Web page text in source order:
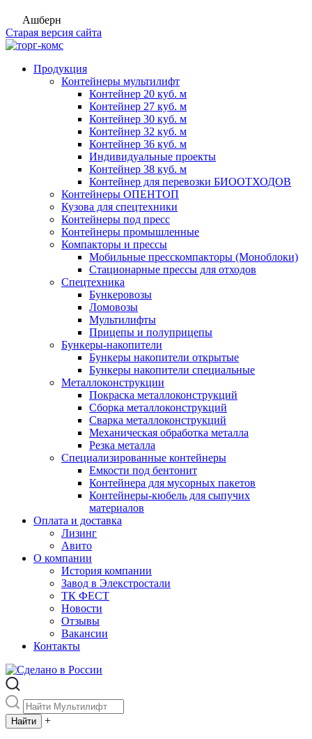
Ашберн
Старая версия сайта
Продукция
Контейнеры мультилифт
Контейнер 20 куб. м
Контейнер 27 куб. м
Контейнер 30 куб. м
Контейнер 32 куб. м
Контейнер 36 куб. м
Индивидуальные проекты
Контейнер 38 куб. м
Контейнер для перевозки БИООТХОДОВ
Контейнеры ОПЕНТОП
Кузова для спецтехники
Контейнеры под пресс
Контейнеры промышленные
Компакторы и прессы
Мобильные пресскомпакторы (Моноблоки)
Стационарные прессы для отходов
Спецтехника
Бункеровозы
Ломовозы
Мультилифты
Прицепы и полуприцепы
Бункеры-накопители
Бункеры накопители открытые
Бункеры накопители специальные
Металлоконструкции
Покраска металлоконструкций
Сборка металлоконструкций
Сварка металлоконструкций
Механическая обработка металла
Резка металла
Специализированные контейнеры
Емкости под бентонит
Контейнера для мусорных пакетов
Контейнеры-кюбель для сыпучих
материалов
Оплата и доставка
Лизинг
Авито
О компании
История компании
Завод в Элекстростали
ТК ФЕСТ
Новости
Отзывы
Вакансии
Контакты
+